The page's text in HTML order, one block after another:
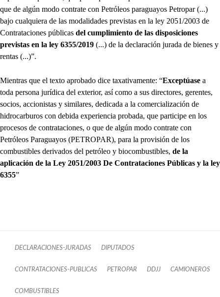
que de algún modo contrate con Petróleos paraguayos Petropar (...)
bajo cualquiera de las modalidades previstas en la ley 2051/2003 de
Contrataciones públicas del cumplimiento de las disposiciones
previstas en la ley 6355/2019 (...) de la declaración jurada de bienes y
rentas (...)”.
Mientras que el texto aprobado dice taxativamente: “Exceptúase a
toda persona jurídica del exterior, así como a sus directores, gerentes,
socios, accionistas y similares, dedicada a la comercialización de
hidrocarburos con debida experiencia probada, que participe en los
procesos de contrataciones, o que de algún modo contrate con
Petróleos Paraguayos (PETROPAR), para la provisión de los
combustibles derivados del petróleo y biocombustibles, de la
aplicación de la Ley 2051/2003 De Contrataciones Públicas y la ley
6355”
DECLARACIONES-JURADAS DIPUTADOS
CONTRATACIONES-PUBLICAS PETROPAR DDJJ CAMIONEROS
COMBUSTIBLES